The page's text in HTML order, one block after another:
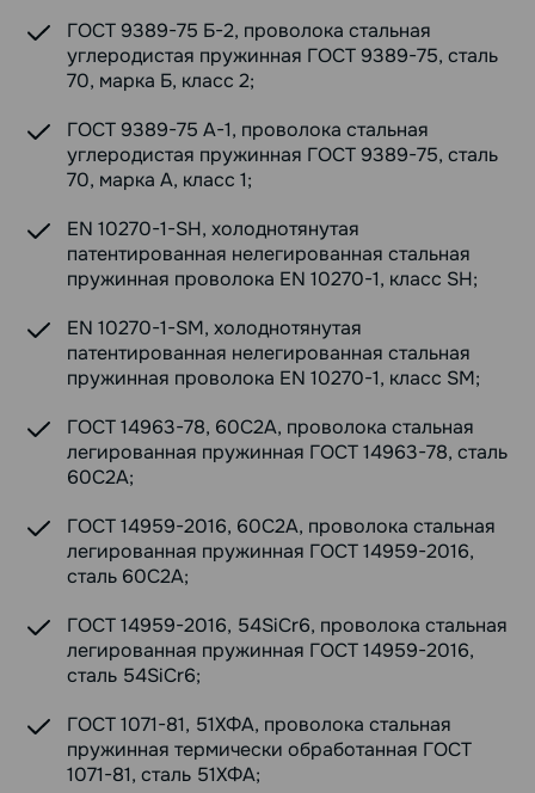
ГОСТ 9389-75 Б-2, проволока стальная
углеродистая пружинная ГОСТ 9389-75, сталь
70, марка Б, класс 2;
ГОСТ 9389-75 А-1, проволока стальная
углеродистая пружинная ГОСТ 9389-75, сталь
70, марка А, класс 1;
EN 10270-1-SH, холоднотянутая
патентированная нелегированная стальная
пружинная проволока EN 10270-1, класс SH;
EN 10270-1-SM, холоднотянутая
патентированная нелегированная стальная
пружинная проволока EN 10270-1, класс SM;
ГОСТ 14963-78, 60С2А, проволока стальная
легированная пружинная ГОСТ 14963-78, сталь
60С2А;
ГОСТ 14959-2016, 60С2А, проволока стальная
легированная пружинная ГОСТ 14959-2016,
сталь 60С2А;
ГОСТ 14959-2016, 54SiCr6, проволока стальная
легированная пружинная ГОСТ 14959-2016,
сталь 54SiCr6;
ГОСТ 1071-81, 51ХФА, проволока стальная
пружинная термически обработанная ГОСТ
1071-81, сталь 51ХФА;